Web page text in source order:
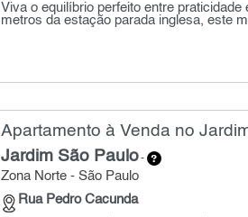
Viva o equilíbrio perfeito entre
metros da estação parada inglesa, este
Apartamento à Venda no
Jardim São Paulo-
Zona Norte - São Paulo
Rua Pedro Cacunda